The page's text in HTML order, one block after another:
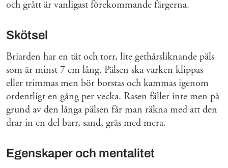
och grått är vanligast förekommande färgerna.
Skötsel
Briarden har en tät och torr, lite gethårsliknande päls
som är minst 7 cm lång. Pälsen ska varken klippas
eller trimmas men bör borstas och kammas igenom
ordentligt en gång per vecka. Rasen fäller inte men på
grund av den långa pälsen får man räkna med att den
drar in en del barr, sand, gräs med mera.
Egenskaper och mentalitet